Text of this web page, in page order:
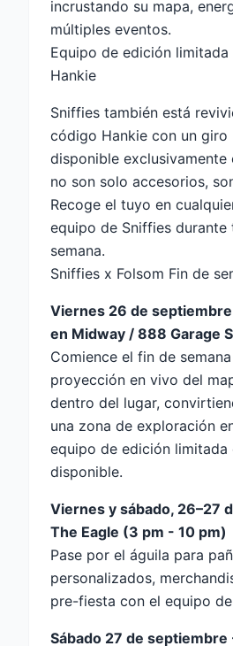
incrustando su mapa,
múltiples eventos.
Equipo de edición
Hankie
Sniffies también está
código Hankie con un giro
disponible exclusivamente
no son solo accesorios,
Recoge el tuyo en
equipo de Sniffies
semana.
Sniffies x Folsom Fin de
Viernes 26 de
en Midway / 888 Garage
Comience el fin de
proyección en vivo del
dentro del lugar,
una zona de exploración
equipo de edición limitada
disponible.
Viernes y sábado, 26–27
The Eagle (3 pm - 10 pm)
Pase por el águila para
personalizados,
pre-fiesta con el equipo
Sábado 27 de